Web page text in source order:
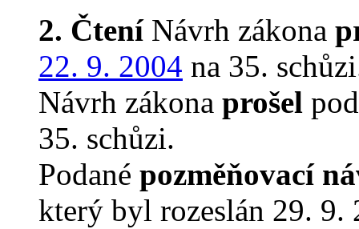
2. ČteníNávrh zákona
22. 9. 2004 na 35.
Návrh zákona prošel
35. schůzi.
Podané pozměňovací
který byl rozeslán 29. 9.